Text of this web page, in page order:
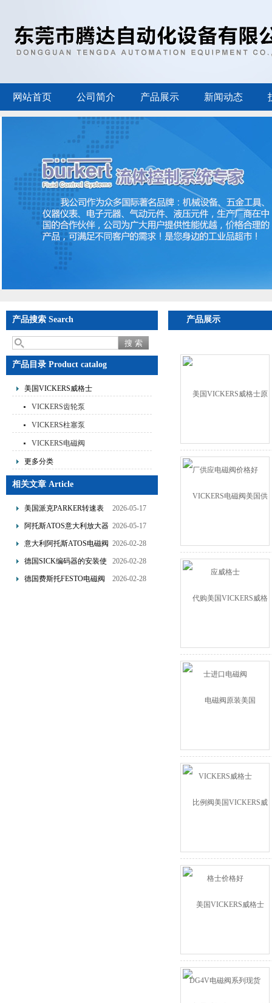
网站首页 公司简介 产品展示 新闻动态
产品搜索 Search
产品目录 Product catalog
美国VICKERS威格士
VICKERS齿轮泵
VICKERS柱塞泵
VICKERS电磁阀
更多分类
相关文章 Article
美国派克PARKER转速表
的使用说明
2026-05-17
阿托斯ATOS意大利放大器
的产品介绍
2026-05-17
意大利阿托斯ATOS电磁阀
的选型要点分享
2026-02-28
德国SICK编码器的安装使
用和主要作用讲解
2026-02-28
德国费斯托FESTO电磁阀
2026-02-28
产品展示